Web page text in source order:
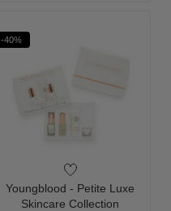
-40%
Youngblood - Petite Luxe
Skincare Collection